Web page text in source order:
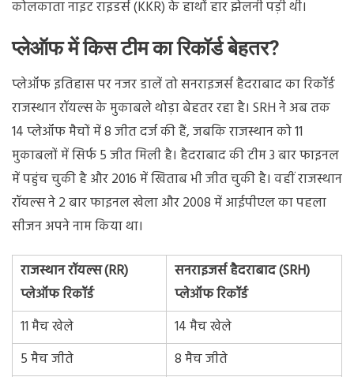
कोलकाता नाइट राइडर्स (KKR) के हाथों हार झेलनी पड़ी थी।
प्लेऑफ में किस टीम का रिकॉर्ड बेहतर?
प्लेऑफ इतिहास पर नजर डालें तो सनराइजर्स हैदराबाद का रिकॉर्ड
राजस्थान रॉयल्स के मुकाबले थोड़ा बेहतर रहा है। SRH ने अब तक
14 प्लेऑफ मैचों में 8 जीत दर्ज की हैं, जबकि राजस्थान को 11
मुकाबलों में सिर्फ 5 जीत मिली है। हैदराबाद की टीम 3 बार फाइनल
में पहुंच चुकी है और 2016 में खिताब भी जीत चुकी है। वहीं राजस्थान
रॉयल्स ने 2 बार फाइनल खेला और 2008 में आईपीएल का पहला
सीजन अपने नाम किया था।
राजस्थान रॉयल्स (RR)
प्लेऑफ रिकॉर्ड
सनराइजर्स हैदराबाद (SRH)
प्लेऑफ रिकॉर्ड
11 मैच खेले
14 मैच खेले
5 मैच जीते
8 मैच जीते